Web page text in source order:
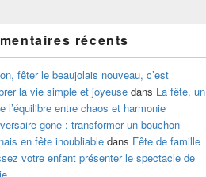
récents
fêter le beaujolais nouveau, c’est
la vie simple et joyeuse dans La fête, un
l’équilibre entre chaos et harmonie
gone : transformer un bouchon
en fête inoubliable dans Fête de famille
votre enfant présenter le spectacle de